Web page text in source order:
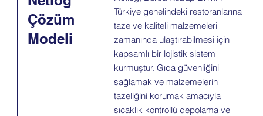
Türkiye genelindeki restoranlarına
taze ve kaliteli malzemeleri
zamanında ulaştırabilmesi için
kapsamlı bir lojistik sistem
kurmuştur. Gıda güvenliğini
sağlamak ve malzemelerin
tazeliğini korumak amacıyla
sıcaklık kontrollü depolama ve
Çözüm
Modeli